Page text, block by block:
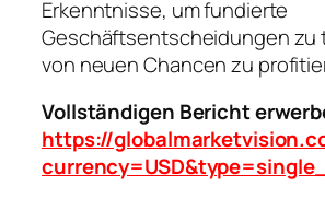
Erkenntnisse, um fundierte
Geschäftsentscheidungen zu
von neuen Chancen zu
Vollständigen Bericht
https://